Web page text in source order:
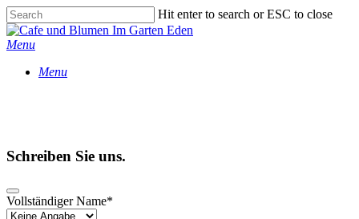
Skip
to
main
Hit enter to search or ESC to close
Close
Search
Menu
Menu
Schreiben Sie uns.
Vollständiger Name*